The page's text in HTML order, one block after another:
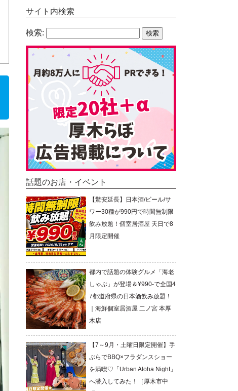
サイト内検索
検索:
話題のお店・イベント
【驚安延長】日本酒/ビール/サ
ワー30種が990円で時間無制限
飲み放題！個室居酒屋 天日で8
月限定開催
都内で話題の体験グルメ「海老
しゃぶ」が登場＆¥990-で全国4
7都道府県の日本酒飲み放題！
｜海鮮個室居酒屋 二ノ宮 本厚
木店
【7～9月・土曜日限定開催】手
ぶらでBBQ×フラダンスショー
を満喫♡「Urban Aloha Night」
へ潜入してみた！［厚木市中